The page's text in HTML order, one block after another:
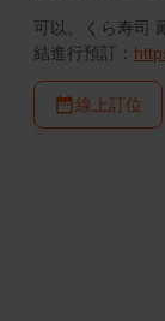
可以。くら寿司
結進行預訂：
線上訂位